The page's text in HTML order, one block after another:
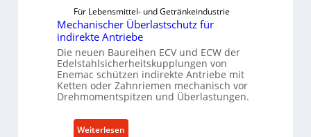
Für Lebensmittel- und Getränkeindustrie
Mechanischer Überlastschutz für
indirekte Antriebe
Die neuen Baureihen ECV und ECW der
Edelstahlsicherheitskupplungen von
Enemac schützen indirekte Antriebe mit
Ketten oder Zahnriemen mechanisch vor
Drehmomentspitzen und Überlastungen.
Weiterlesen: